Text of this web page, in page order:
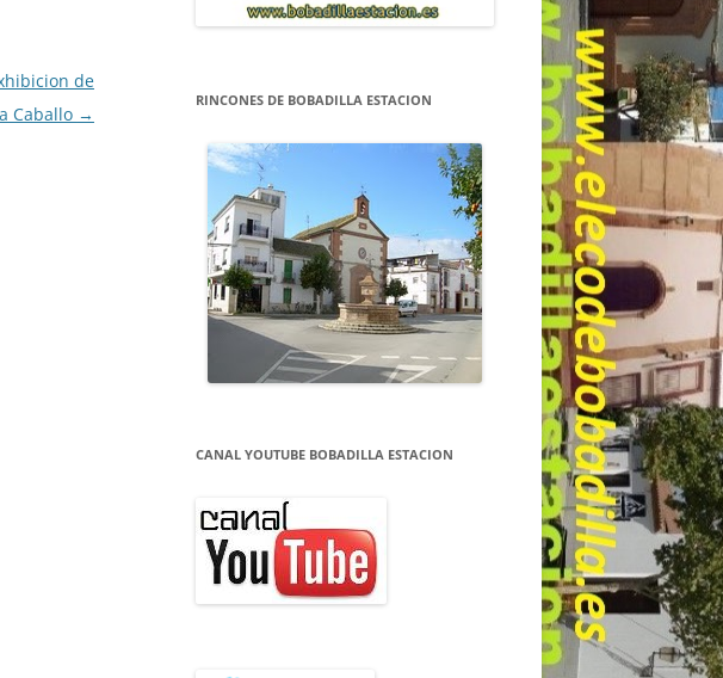
de
Caballo →
RINCONES DE BOBADILLA ESTACION
CANAL YOUTUBE BOBADILLA ESTACION